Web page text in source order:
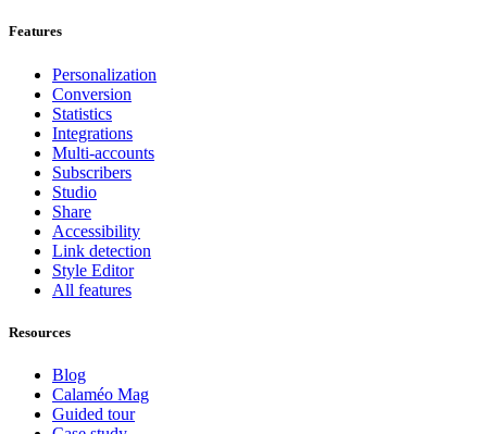
Features
Personalization
Conversion
Statistics
Integrations
Multi-accounts
Subscribers
Studio
Share
Accessibility
Link detection
Style Editor
All features
Resources
Blog
Calaméo Mag
Guided tour